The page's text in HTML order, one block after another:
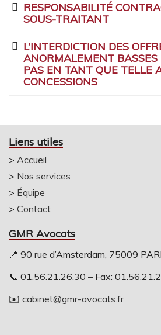
RESPONSABILITÉ
SOUS-TRAITANT
L’INTERDICTION DES
ANORMALEMENT BASSES
PAS EN TANT QUE TELLE
CONCESSIONS
Liens utiles
> Accueil
> Nos services
> Équipe
> Contact
GMR Avocats
📍 90 rue d’Amsterdam, 75009
📞 01.56.21.26.30 – Fax:
✉️ cabinet@gmr-avocats.fr